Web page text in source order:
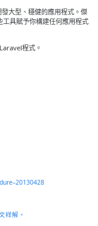
大型、穩健的應用程式。傑
具賦予你構建任何應用程式
程式。
祥解。